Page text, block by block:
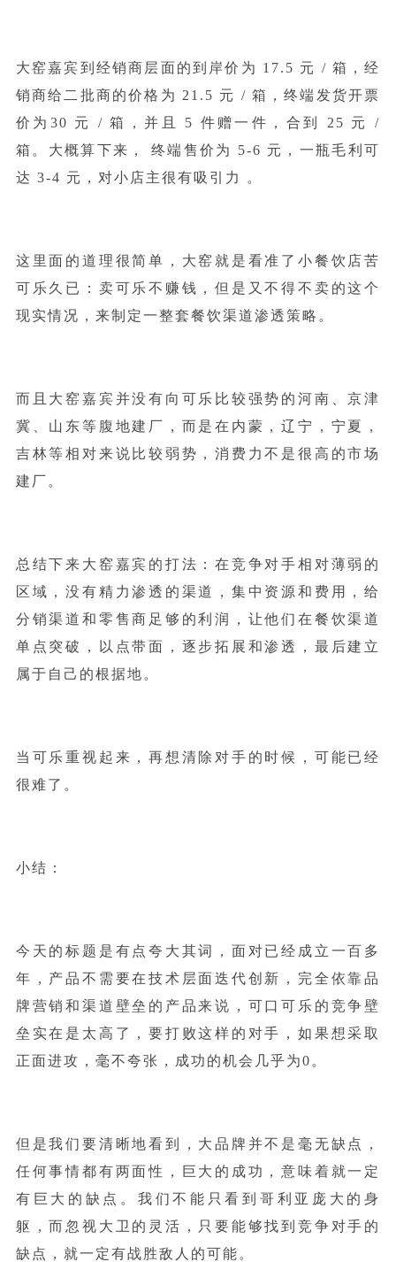
大窑嘉宾到经销商层面的到岸价为 17.5 元 / 箱，经
销商给二批商的价格为 21.5 元 / 箱，终端发货开票
价为30 元 / 箱，并且 5 件赠一件，合到 25 元 /
箱。大概算下来， 终端售价为 5-6 元，一瓶毛利可
达 3-4 元，对小店主很有吸引力 。
这里面的道理很简单，大窑就是看准了小餐饮店苦
可乐久已：卖可乐不赚钱，但是又不得不卖的这个
现实情况，来制定一整套餐饮渠道渗透策略。
而且大窑嘉宾并没有向可乐比较强势的河南、京津
冀、山东等腹地建厂，而是在内蒙，辽宁，宁夏，
吉林等相对来说比较弱势，消费力不是很高的市场
建厂。
总结下来大窑嘉宾的打法：在竞争对手相对薄弱的
区域，没有精力渗透的渠道，集中资源和费用，给
分销渠道和零售商足够的利润，让他们在餐饮渠道
单点突破，以点带面，逐步拓展和渗透，最后建立
属于自己的根据地。
当可乐重视起来，再想清除对手的时候，可能已经
很难了。
小结：
今天的标题是有点夸大其词，面对已经成立一百多
年，产品不需要在技术层面迭代创新，完全依靠品
牌营销和渠道壁垒的产品来说，可口可乐的竞争壁
垒实在是太高了，要打败这样的对手，如果想采取
正面进攻，毫不夸张，成功的机会几乎为0。
但是我们要清晰地看到，大品牌并不是毫无缺点，
任何事情都有两面性，巨大的成功，意味着就一定
有巨大的缺点。我们不能只看到哥利亚庞大的身
躯，而忽视大卫的灵活，只要能够找到竞争对手的
缺点，就一定有战胜敌人的可能。